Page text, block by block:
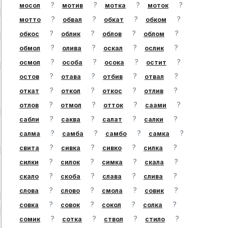
мосол ? мотив ? мотка ? моток ?
мотто ? обвал ? обкат ? обком ?
обкос ? облик ? облов ? облом ?
обмол ? олива ? оскал ? ослик ?
осмол ? особа ? осока ? остит ?
остов ? отава ? отбив ? отвал ?
откат ? откол ? откос ? отлив ?
отлов ? отмол ? отток ? саами ?
сабли ? саква ? салат ? салки ?
салма ? самба ? самбо ? самка ?
свита ? сивка ? сивко ? силка ?
силки ? силок ? симка ? скала ?
скало ? скоба ? слава ? слива ?
слова ? слово ? смола ? совик ?
совка ? совок ? сокол ? солка ?
сомик ? сотка ? ствол ? стило ?